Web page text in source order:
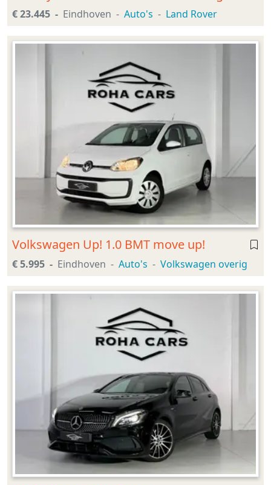
€ 23.445 Eindhoven Auto's Land Rover
Volkswagen Up! 1.0 BMT move up!
€ 5.995 Eindhoven Auto's Volkswagen overig